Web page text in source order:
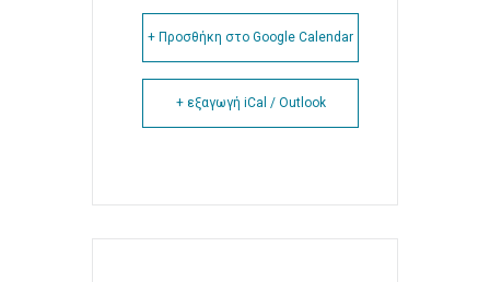
+ Προσθήκη στο Google Calendar
+ εξαγωγή iCal / Outlook